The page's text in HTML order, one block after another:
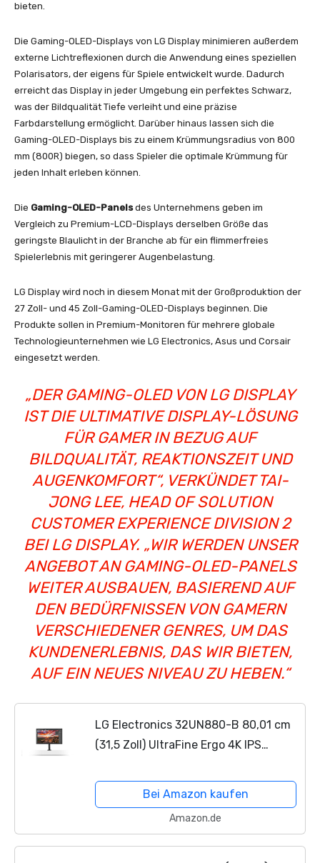
bieten.
Die Gaming-OLED-Displays von LG Display minimieren außerdem
externe Lichtreflexionen durch die Anwendung eines speziellen
Polarisators, der eigens für Spiele entwickelt wurde. Dadurch
erreicht das Display in jeder Umgebung ein perfektes Schwarz,
was der Bildqualität Tiefe verleiht und eine präzise
Farbdarstellung ermöglicht. Darüber hinaus lassen sich die
Gaming-OLED-Displays bis zu einem Krümmungsradius von 800
mm (800R) biegen, so dass Spieler die optimale Krümmung für
jeden Inhalt erleben können.
Die Gaming-OLED-Panelsdes Unternehmens geben im
Vergleich zu Premium-LCD-Displays derselben Größe das
geringste Blaulicht in der Branche ab für ein flimmerfreies
Spielerlebnis mit geringerer Augenbelastung.
LG Display wird noch in diesem Monat mit der Großproduktion der
27 Zoll- und 45 Zoll-Gaming-OLED-Displays beginnen. Die
Produkte sollen in Premium-Monitoren für mehrere globale
Technologieunternehmen wie LG Electronics, Asus und Corsair
eingesetzt werden.
„DER GAMING-OLED VON LG DISPLAY
IST DIE ULTIMATIVE DISPLAY-LÖSUNG
FÜR GAMER IN BEZUG AUF
BILDQUALITÄT, REAKTIONSZEIT UND
AUGENKOMFORT“, VERKÜNDET TAI-
JONG LEE, HEAD OF SOLUTION
CUSTOMER EXPERIENCE DIVISION 2
BEI LG DISPLAY. „WIR WERDEN UNSER
ANGEBOT AN GAMING-OLED-PANELS
WEITER AUSBAUEN, BASIEREND AUF
DEN BEDÜRFNISSEN VON GAMERN
VERSCHIEDENER GENRES, UM DAS
KUNDENERLEBNIS, DAS WIR BIETEN,
AUF EIN NEUES NIVEAU ZU HEBEN.“
LG Electronics 32UN880-B 80,01 cm
(31,5 Zoll) UltraFine Ergo 4K IPS
HDR10, Gaming Features, AMD
Radeon FreeSync), Mattschwarz
Bei Amazon kaufen
Amazon.de